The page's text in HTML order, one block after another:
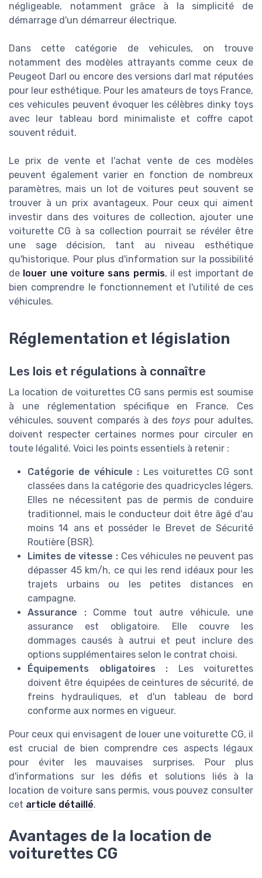
négligeable, notamment grâce à la simplicité de
démarrage d'un démarreur électrique.
Dans cette catégorie de vehicules, on trouve
notamment des modèles attrayants comme ceux de
Peugeot Darl ou encore des versions darl mat réputées
pour leur esthétique. Pour les amateurs de toys France,
ces vehicules peuvent évoquer les célèbres dinky toys
avec leur tableau bord minimaliste et coffre capot
souvent réduit.
Le prix de vente et l'achat vente de ces modèles
peuvent également varier en fonction de nombreux
paramètres, mais un lot de voitures peut souvent se
trouver à un prix avantageux. Pour ceux qui aiment
investir dans des voitures de collection, ajouter une
voiturette CG à sa collection pourrait se révéler être
une sage décision, tant au niveau esthétique
qu'historique. Pour plus d'information sur la possibilité
de louer une voiture sans permis, il est important de
bien comprendre le fonctionnement et l'utilité de ces
véhicules.
Réglementation et législation
Les lois et régulations à connaître
La location de voiturettes CG sans permis est soumise
à une réglementation spécifique en France. Ces
véhicules, souvent comparés à des toys pour adultes,
doivent respecter certaines normes pour circuler en
toute légalité. Voici les points essentiels à retenir :
Catégorie de véhicule : Les voiturettes CG sont
classées dans la catégorie des quadricycles légers.
Elles ne nécessitent pas de permis de conduire
traditionnel, mais le conducteur doit être âgé d'au
moins 14 ans et posséder le Brevet de Sécurité
Routière (BSR).
Limites de vitesse :Ces véhicules ne peuvent pas
dépasser 45 km/h, ce qui les rend idéaux pour les
trajets urbains ou les petites distances en
campagne.
Assurance :Comme tout autre véhicule, une
assurance est obligatoire. Elle couvre les
dommages causés à autrui et peut inclure des
options supplémentaires selon le contrat choisi.
Équipements obligatoires : Les voiturettes
doivent être équipées de ceintures de sécurité, de
freins hydrauliques, et d'un tableau de bord
conforme aux normes en vigueur.
Pour ceux qui envisagent de louer une voiturette CG, il
est crucial de bien comprendre ces aspects légaux
pour éviter les mauvaises surprises. Pour plus
d'informations sur les défis et solutions liés à la
location de voiture sans permis, vous pouvez consulter
cet article détaillé.
Avantages de la location de
voiturettes CG